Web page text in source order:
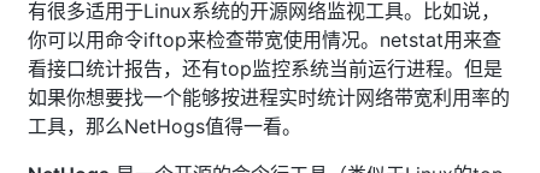
有很多适用于Linux系统的开源网络监视工具。比如说，
你可以用命令iftop来检查带宽使用情况。netstat用来查
看接口统计报告，还有top监控系统当前运行进程。但是
如果你想要找一个能够按进程实时统计网络带宽利用率的
工具，那么NetHogs值得一看。